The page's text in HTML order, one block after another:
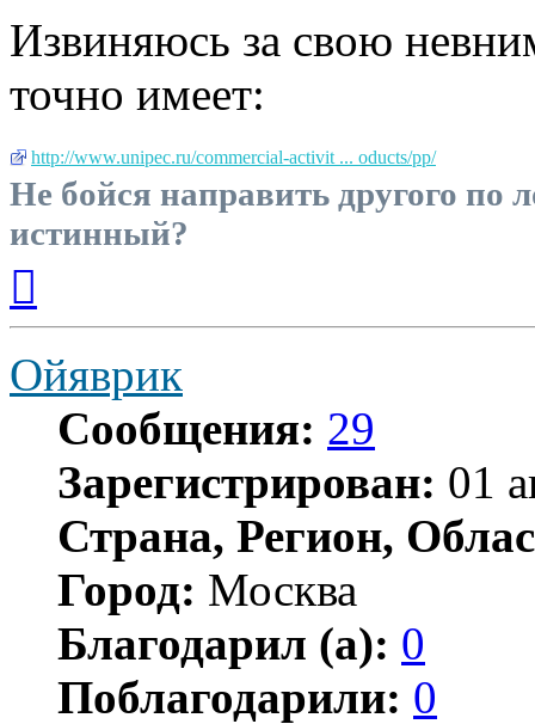
Извиняюсь за свою
точно имеет:
http://www.unipec.ru/commercial-activit ... oducts/pp/
Не бойся направить другого
истинный?
началу
Ойяврик
Сообщения: 29
Зарегистрирован: 01
Страна, Регион,
Город: Москва
Благодарил (а): 0
Поблагодарили: 0